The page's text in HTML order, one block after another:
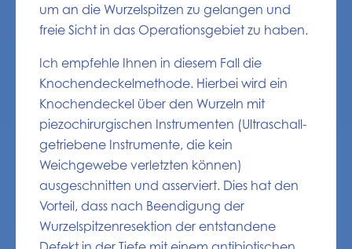
um an die Wurzelspitzen zu gelangen und
freie Sicht in das Operationsgebiet zu haben.
Ich empfehle Ihnen in diesem Fall die
Knochendeckelmethode. Hierbei wird ein
Knochendeckel über den Wurzeln mit
piezochirurgischen Instrumenten (Ultraschall-
getriebene Instrumente, die kein
Weichgewebe verletzten können)
ausgeschnitten und asserviert. Dies hat den
Vorteil, dass nach Beendigung der
Wurzelspitzenresektion der entstandene